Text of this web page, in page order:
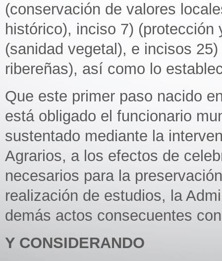
(conservación de valores
histórico), inciso 7)
(sanidad vegetal), e incisos
ribereñas), así como lo
Que este primer paso nacido
está obligado el funcionario
sustentado mediante la
Agrarios, a los efectos de
necesarios para la
realización de estudios, la
demás actos consecuentes
Y CONSIDERANDO